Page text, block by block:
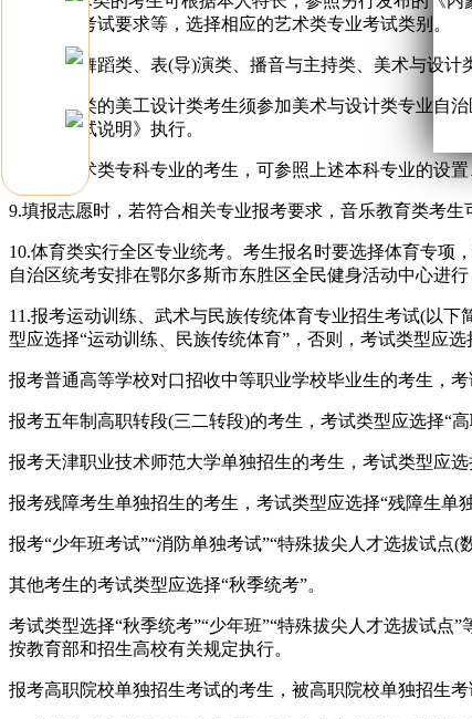
其他专业考试要求等，选择相应的艺术类专业考试类别。
音乐类、舞蹈类、表(导)演类、播音与主持类、美术与设
对口招生类的美工设计类考生须参加美术与设计类专业自
级统一考试说明》执行。
拟报考艺术类专科专业的考生，可参照上述本科专业的设
9.填报志愿时，若符合相关专业报考要求，音乐教育类考
10.体育类实行全区专业统考。考生报名时要选择体育专项
自治区统考安排在鄂尔多斯市东胜区全民健身活动中心进
11.报考运动训练、武术与民族传统体育专业招生考试(以
型应选择“运动训练、民族传统体育”，否则，考试类型应选
报考普通高等学校对口招收中等职业学校毕业生的考生，考
报考五年制高职转段(三二转段)的考生，考试类型应选择“高
报考天津职业技术师范大学单独招生的考生，考试类型应
报考残障考生单独招生的考生，考试类型应选择“残障生单独
报考“少年班考试”“消防单独考试”“特殊拔尖人才选拔试点
其他考生的考试类型应选择“秋季统考”。
考试类型选择“秋季统考”“少年班”“特殊拔尖人才选拔试
按教育部和招生高校有关规定执行。
报考高职院校单独招生考试的考生，被高职院校单独招生